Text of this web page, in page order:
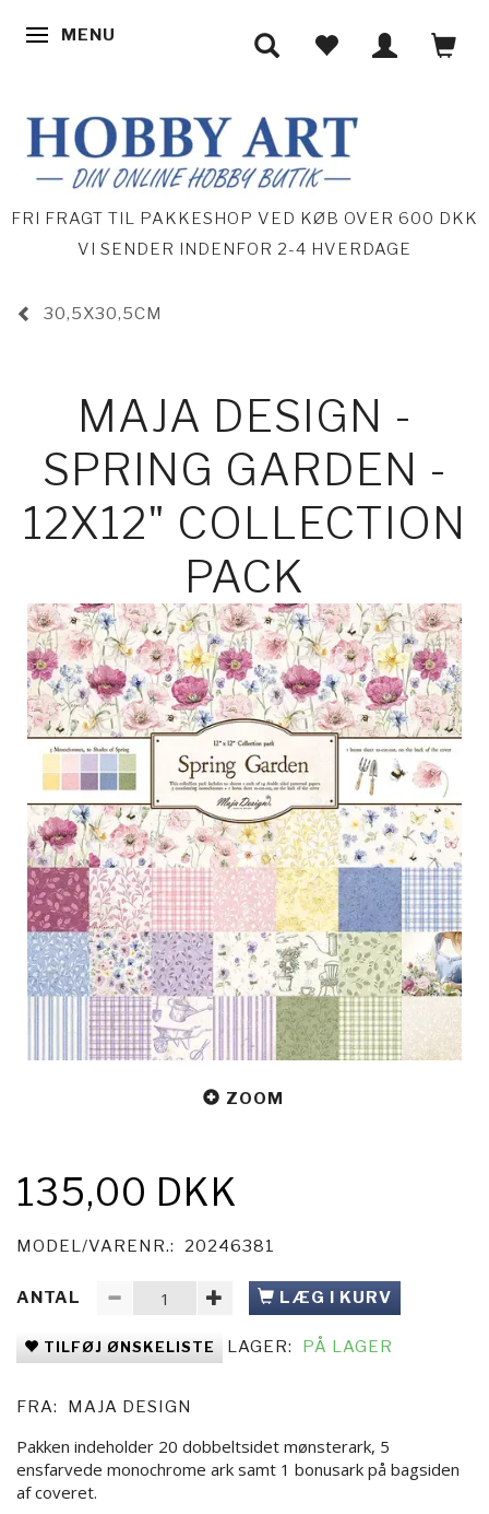
SKIFTE NAVIGATION
MENU
FRI FRAGT TIL PAKKESHOP VED KØB OVER 600 DKK
VI SENDER INDENFOR 2-4 HVERDAGE
30,5X30,5CM
MAJA DESIGN -
SPRING GARDEN -
12X12" COLLECTION
PACK
ZOOM
135,00 DKK
MODEL/VARENR.: 20246381
ANTAL LÆG I KURV
TILFØJ ØNSKELISTE LAGER: PÅ LAGER
FRA: MAJA DESIGN
Pakken indeholder 20 dobbeltsidet mønsterark, 5
ensfarvede monochrome ark samt 1 bonusark på bagsiden
af coveret.